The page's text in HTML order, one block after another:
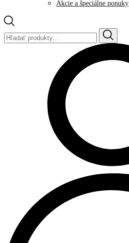
Akcie a špeciálne ponuky
Hľadať: